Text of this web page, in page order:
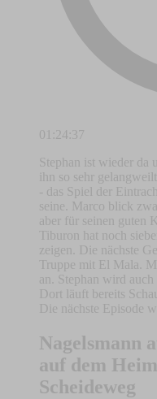
01:24:37
Stephan ist wieder da
ihn so sehr
- das Spiel der
seine. Marco blick
aber für seinen guten
Tiburon hat noch
zeigen. Die nächste
Truppe mit El Mala.
an. Stephan wird auch
Dort läuft bereits
Die nächste Episode
Nagelsmann
auf dem
Scheideweg